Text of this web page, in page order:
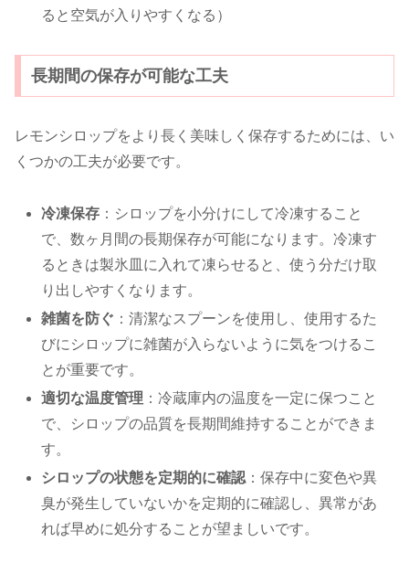
ると空気が入りやすくなる）
長期間の保存が可能な工夫
レモンシロップをより長く美味しく保存するためには、い
くつかの工夫が必要です。
冷凍保存 ：シロップを小分けにして冷凍すること
で、数ヶ月間の長期保存が可能になります。冷凍す
るときは製氷皿に入れて凍らせると、使う分だけ取
り出しやすくなります。
雑菌を防ぐ ：清潔なスプーンを使用し、使用するた
びにシロップに雑菌が入らないように気をつけるこ
とが重要です。
適切な温度管理 ：冷蔵庫内の温度を一定に保つこと
で、シロップの品質を長期間維持することができま
す。
シロップの状態を定期的に確認 ：保存中に変色や異
臭が発生していないかを定期的に確認し、異常があ
れば早めに処分することが望ましいです。